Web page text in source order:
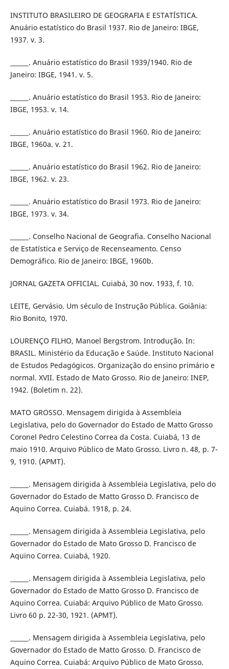
INSTITUTO BRASILEIRO DE GEOGRAFIA E ESTATÍSTICA.
Anuário estatístico do Brasil 1937. Rio de Janeiro: IBGE,
1937. v. 3.
______. Anuário estatístico do Brasil 1939/1940. Rio de
Janeiro: IBGE, 1941. v. 5.
______. Anuário estatístico do Brasil 1953. Rio de Janeiro:
IBGE, 1953. v. 14.
______. Anuário estatístico do Brasil 1960. Rio de Janeiro:
IBGE, 1960a. v. 21.
______. Anuário estatístico do Brasil 1962. Rio de Janeiro:
IBGE, 1962. v. 23.
______. Anuário estatístico do Brasil 1973. Rio de Janeiro:
IBGE, 1973. v. 34.
______. Conselho Nacional de Geografia. Conselho Nacional
de Estatística e Serviço de Recenseamento. Censo
Demográfico. Rio de Janeiro: IBGE, 1960b.
JORNAL GAZETA OFFICIAL. Cuiabá, 30 nov. 1933, f. 10.
LEITE, Gervásio. Um século de Instrução Pública. Goiânia:
Rio Bonito, 1970.
LOURENÇO FILHO, Manoel Bergstrom. Introdução. In:
BRASIL. Ministério da Educação e Saúde. Instituto Nacional
de Estudos Pedagógicos. Organização do ensino primário e
normal. XVII. Estado de Mato Grosso. Rio de Janeiro: INEP,
1942. (Boletim n. 22).
MATO GROSSO. Mensagem dirigida à Assembleia
Legislativa, pelo do Governador do Estado de Matto Grosso
Coronel Pedro Celestino Correa da Costa. Cuiabá, 13 de
maio 1910. Arquivo Público de Mato Grosso. Livro n. 48, p. 7-
9, 1910. (APMT).
______. Mensagem dirigida à Assembleia Legislativa, pelo do
Governador do Estado de Matto Grosso D. Francisco de
Aquino Correa. Cuiabá. 1918, p. 24.
______. Mensagem dirigida à Assembleia Legislativa, pelo
Governador do Estado de Mato Grosso D. Francisco de
Aquino Correa. Cuiabá, 1920.
______. Mensagem dirigida à Assembleia Legislativa, pelo
Governador do Estado de Matto Grosso D. Francisco de
Aquino Correa. Cuiabá: Arquivo Público de Mato Grosso.
Livro 60 p. 22-30, 1921. (APMT).
______. Mensagem dirigida à Assembleia Legislativa, pelo
Governador do Estado de Matto Grosso. D. Francisco de
Aquino Correa. Cuiabá: Arquivo Público de Mato Grosso.